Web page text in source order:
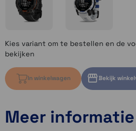
Kies variant om te bestellen en de
bekijken
In winkelwagen Bekijk
Kies variant om
Kies variant om
Meer informatie